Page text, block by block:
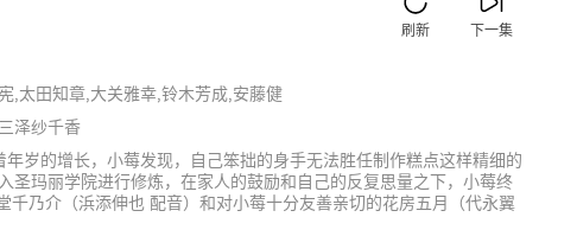
下一集
刷新
,太田知章,大关雅幸,铃木芳成,安藤健
泽纱千香
岁的增长，小莓发现，自己笨拙的身手无法胜任制作糕点这样精细的
玛丽学院进行修炼，在家人的鼓励和自己的反复思量之下，小莓终
乃介（浜添伸也 配音）和对小莓十分友善亲切的花房五月（代永翼